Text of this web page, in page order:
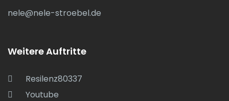
nele@nele-stroebel.de
Weitere Auftritte
Resilenz80337
Youtube